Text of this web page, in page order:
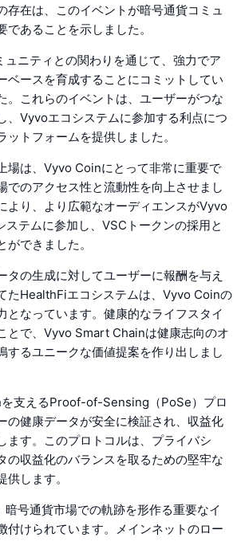
存在は、このイベントが暗号通貨コミュ
であることを示しました。
ニティとの関わりを通じて、強力でア
ベースを育成することにコミットしてい
。これらのイベントは、ユーザーがつな
、Vyvoエコシステムに参加する利点につ
ットフォームを提供しました。
場は、Vyvo Coinにとって非常に重要で
でのアクセス性と流動性を向上させまし
より、より広範なオーディエンスがVyvo
テムに参加し、VSCトークンの採用と
できました。
タの生成に対してユーザーに報酬を与え
たHealthFiエコシステムは、Vyvo Coinの
となっています。健康的なライフスタイ
とで、Vyvo Smart Chainは健康志向のオ
するユニークな価値提案を作り出しまし
支えるProof-of-Sensing（PoSe）プロ
の健康データが安全に検証され、収益化
ます。このプロトコルは、プライバシ
の収益化のバランスを取るための堅牢な
します。
号通貨市場での軌跡を形作る重要なイ
付けられています。メインネットのロー